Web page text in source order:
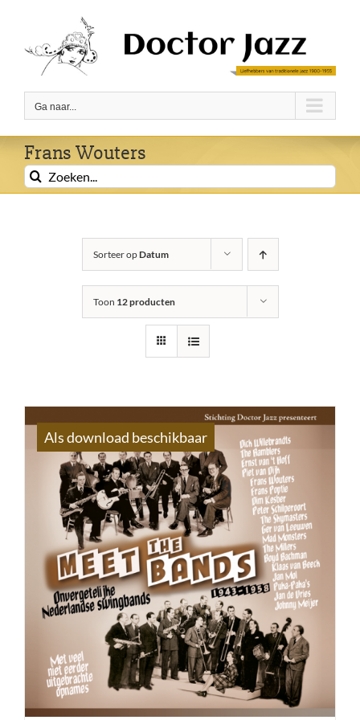
inhoud
Ga naar...
Frans Wouters
Zoeken
naar:
Sorteer opDatum
Toon 12 producten
Als download beschikbaar